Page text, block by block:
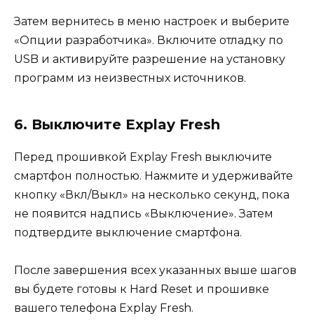
Затем вернитесь в меню настроек и выберите
«Опции разработчика». Включите отладку по
USB и активируйте разрешение на установку
программ из неизвестных источников.
6. Выключите Explay Fresh
Перед прошивкой Explay Fresh выключите
смартфон полностью. Нажмите и удерживайте
кнопку «Вкл/Выкл» на несколько секунд, пока
не появится надпись «Выключение». Затем
подтвердите выключение смартфона.
После завершения всех указанных выше шагов
вы будете готовы к Hard Reset и прошивке
вашего телефона Explay Fresh.